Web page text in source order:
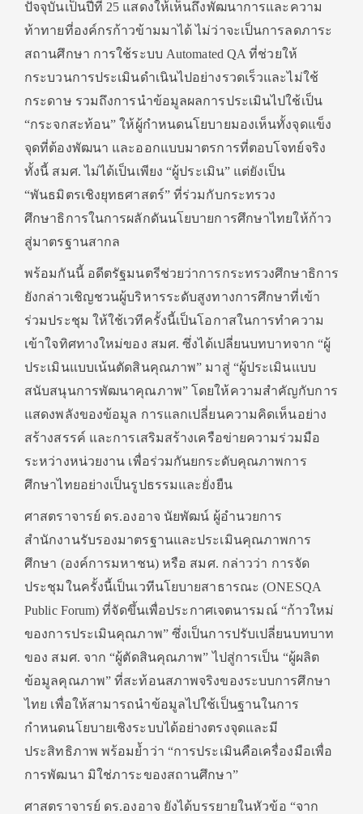
ปัจจุบันเป็นปีที่ 25 แสดงให้เห็นถึงพัฒนาการและความ
ท้าทายที่องค์กรก้าวข้ามมาได้ ไม่ว่าจะเป็นการลดภาระ
สถานศึกษา การใช้ระบบ Automated QA ที่ช่วยให้
กระบวนการประเมินดำเนินไปอย่างรวดเร็วและไม่ใช้
กระดาษ รวมถึงการนำข้อมูลผลการประเมินไปใช้เป็น
“กระจกสะท้อน” ให้ผู้กำหนดนโยบายมองเห็นทั้งจุดแข็ง
จุดที่ต้องพัฒนา และออกแบบมาตรการที่ตอบโจทย์จริง
ทั้งนี้ สมศ. ไม่ได้เป็นเพียง “ผู้ประเมิน” แต่ยังเป็น
“พันธมิตรเชิงยุทธศาสตร์” ที่ร่วมกับกระทรวง
ศึกษาธิการในการผลักดันนโยบายการศึกษาไทยให้ก้าว
สู่มาตรฐานสากล
พร้อมกันนี้ อดีตรัฐมนตรีช่วยว่าการกระทรวงศึกษาธิการ
ยังกล่าวเชิญชวนผู้บริหารระดับสูงทางการศึกษาที่เข้า
ร่วมประชุม ให้ใช้เวทีครั้งนี้เป็นโอกาสในการทำความ
เข้าใจทิศทางใหม่ของ สมศ. ซึ่งได้เปลี่ยนบทบาทจาก “ผู้
ประเมินแบบเน้นตัดสินคุณภาพ” มาสู่ “ผู้ประเมินแบบ
สนับสนุนการพัฒนาคุณภาพ” โดยให้ความสำคัญกับการ
แสดงพลังของข้อมูล การแลกเปลี่ยนความคิดเห็นอย่าง
สร้างสรรค์ และการเสริมสร้างเครือข่ายความร่วมมือ
ระหว่างหน่วยงาน เพื่อร่วมกันยกระดับคุณภาพการ
ศึกษาไทยอย่างเป็นรูปธรรมและยั่งยืน
ศาสตราจารย์ ดร.องอาจ นัยพัฒน์ ผู้อำนวยการ
สำนักงานรับรองมาตรฐานและประเมินคุณภาพการ
ศึกษา (องค์การมหาชน) หรือ สมศ. กล่าวว่า การจัด
ประชุมในครั้งนี้เป็นเวทีนโยบายสาธารณะ (ONESQA
Public Forum) ที่จัดขึ้นเพื่อประกาศเจตนารมณ์ “ก้าวใหม่
ของการประเมินคุณภาพ” ซึ่งเป็นการปรับเปลี่ยนบทบาท
ของ สมศ. จาก “ผู้ตัดสินคุณภาพ” ไปสู่การเป็น “ผู้ผลิต
ข้อมูลคุณภาพ” ที่สะท้อนสภาพจริงของระบบการศึกษา
ไทย เพื่อให้สามารถนำข้อมูลไปใช้เป็นฐานในการ
กำหนดนโยบายเชิงระบบได้อย่างตรงจุดและมี
ประสิทธิภาพ พร้อมย้ำว่า “การประเมินคือเครื่องมือเพื่อ
การพัฒนา มิใช่ภาระของสถานศึกษา”
ศาสตราจารย์ ดร.องอาจ ยังได้บรรยายในหัวข้อ “จาก